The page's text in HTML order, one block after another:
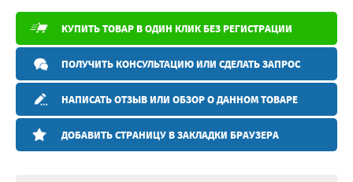
КУПИТЬ ТОВАР В ОДИН КЛИК БЕЗ РЕГИСТРАЦИИ
ПОЛУЧИТЬ КОНСУЛЬТАЦИЮ ИЛИ СДЕЛАТЬ ЗАПРОС
НАПИСАТЬ ОТЗЫВ ИЛИ ОБЗОР О ДАННОМ ТОВАРЕ
ДОБАВИТЬ СТРАНИЦУ В ЗАКЛАДКИ БРАУЗЕРА